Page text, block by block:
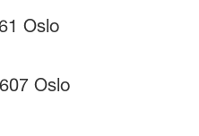
Oslo
Oslo